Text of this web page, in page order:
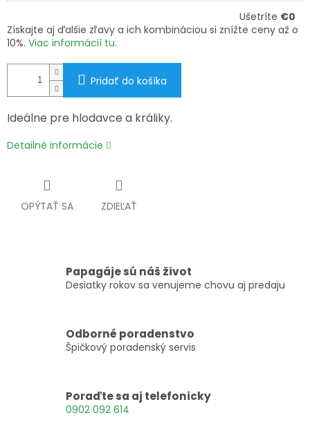
Ušetríte €0
Získajte aj ďalšie zľavy a ich kombináciou si znížte ceny až o
10%. Viac informácií tu.
Pridať do košíka
Ideálne pre hlodavce a králiky.
Detailné informácie
OPÝTAŤ SA ZDIEĽAŤ
Papagáje sú náš život
Desiatky rokov sa venujeme chovu aj predaju
Odborné poradenstvo
Špičkový poradenský servis
Poraďte sa aj telefonicky
0902 092 614